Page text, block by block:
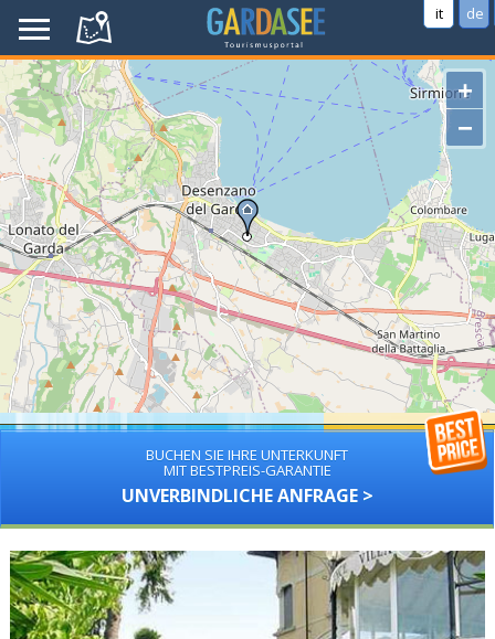
it de
+
−
BUCHEN SIE IHRE UNTERKUNFT
MIT BESTPREIS-GARANTIE
UNVERBINDLICHE ANFRAGE >